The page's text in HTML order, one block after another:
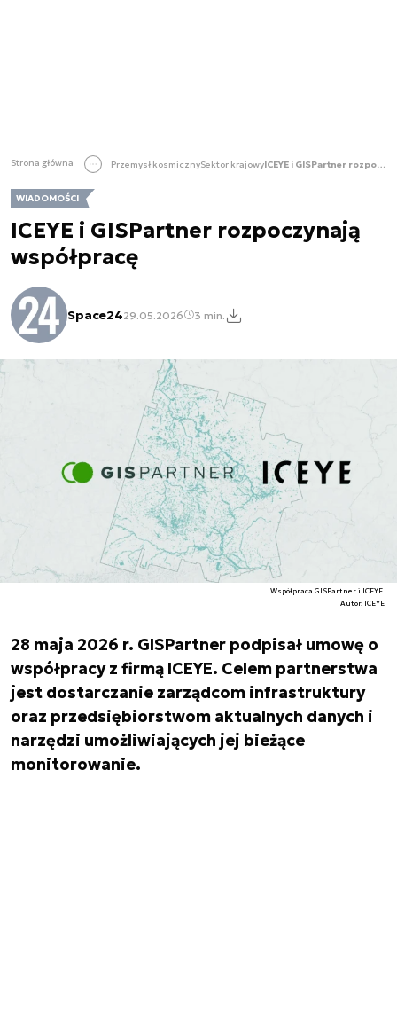
Strona główna Przemysł kosmicznySektor krajowy ICEYE i GISPartner rozpoczynają współpracę
WIADOMOŚCI
ICEYE i GISPartner rozpoczynają
współpracę
Space2429.05.2026 3 min.
Współpraca GISPartner i ICEYE.
Autor. ICEYE
28 maja 2026 r. GISPartner podpisał umowę o
współpracy z firmą ICEYE. Celem partnerstwa
jest dostarczanie zarządcom infrastruktury
oraz przedsiębiorstwom aktualnych danych i
narzędzi umożliwiających jej bieżące
monitorowanie.